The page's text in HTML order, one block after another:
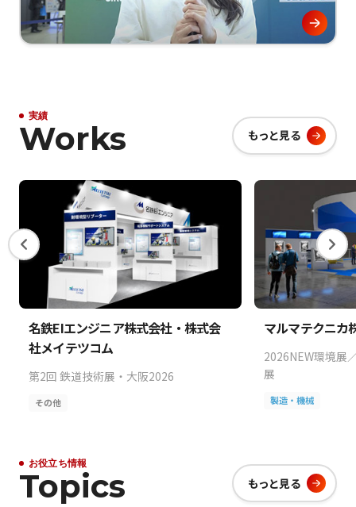
実績
Works もっと見る
名鉄EIエンジニア株式会社・株式会
社メイテツコム
第2回 鉄道技術展・大阪2026
その他
マルマテクニカ
2026NEW環境展
展
製造・機械
お役立ち情報
Topics もっと見る